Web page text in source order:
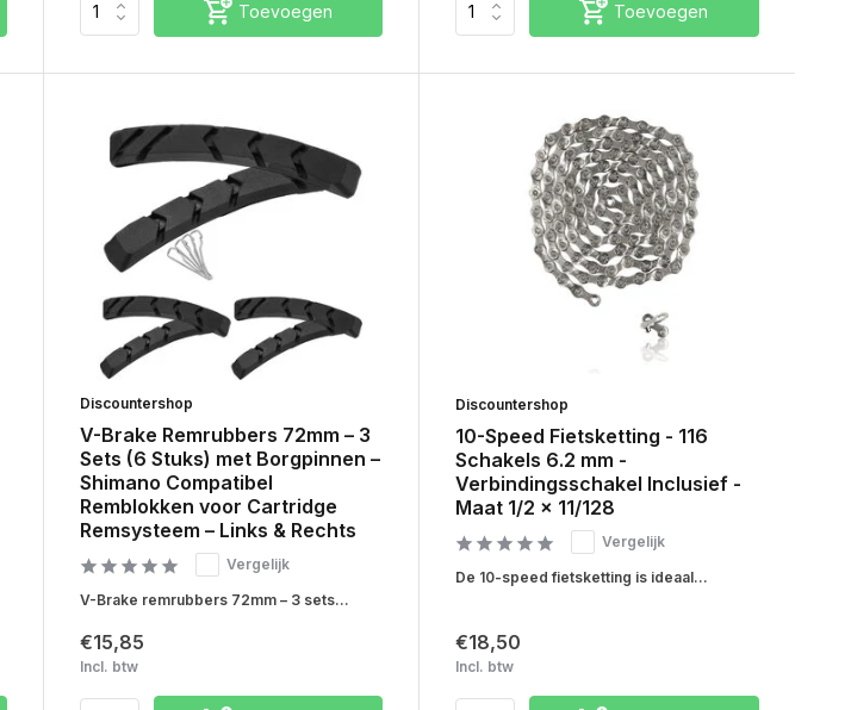
Toevoegen Toevoegen
Discountershop
V-Brake Remrubbers 72mm – 3
Sets (6 Stuks) met Borgpinnen –
Shimano Compatibel
Remblokken voor Cartridge
Remsysteem – Links & Rechts
Vergelijk
V-Brake remrubbers 72mm – 3 sets...
€15,85
Incl. btw
Discountershop
10-Speed Fietsketting - 116
Schakels 6.2 mm -
Verbindingsschakel Inclusief -
Maat 1/2 x 11/128
Vergelijk
De 10-speed fietsketting is ideaal...
€18,50
Incl. btw